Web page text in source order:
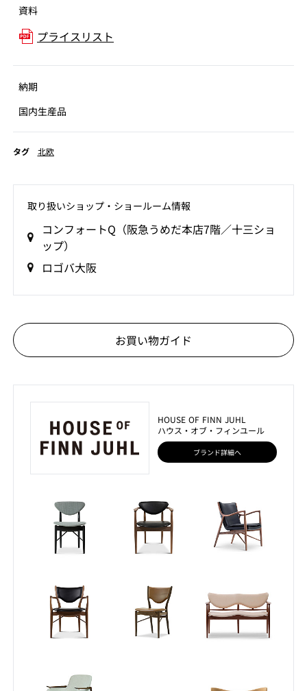
資料
プライスリスト
納期
国内生産品
タグ 北欧
取り扱いショップ‧ショールーム情報
コンフォートQ（阪急うめだ本店7階／十三ショ
ップ）
ロゴバ大阪
お買い物ガイド
HOUSE OF FINN JUHL
ハウス・オブ・フィンユール
ブランド詳細へ